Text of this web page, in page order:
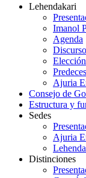
Lehendakari
Imanol
Agenda
Ajuria
Consejo de
Estructura y
Sedes
Ajuria
Distinciones